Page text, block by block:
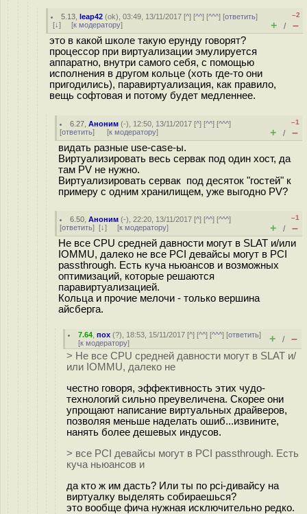
5.13 ,leap42 (ok), 03:49, 13/11/2017 [^] [^^] [^^^] [ответить]
[↓] [к модератору]
–2
+ / –
это в какой школе такую ерунду говорят?
процессор при виртуализации эмулируется
аппаратно, внутри самого себя, с помощью
исполнения в другом кольце (хоть где-то они
пригодились), паравиртуализация, как правило,
вещь софтовая и потому будет медленнее.
6.27 ,Аноним (-), 12:50, 13/11/2017 [^] [^^] [^^^]
[ответить] [к модератору]
–1
+ / –
видать разные use-case-ы.
Виртуализировать весь сервак под один хост, да
там PV не нужно.
Виртуализировать сервак под десяток "гостей" к
примеру с одним хранилищем, уже выгодно PV?
6.50 ,Аноним (-), 22:20, 13/11/2017 [^] [^^] [^^^]
[ответить] [↓] [к модератору]
–1
+ / –
Не все CPU средней давности могут в SLAT и/или
IOMMU, далеко не все PCI девайсы могут в PCI
passthrough. Есть куча ньюансов и возможных
оптимизаций, которые решаются
паравиртуализацией.
Кольца и прочие мелочи - только вершина
айсберга.
7.64 ,пох (?), 18:53, 15/11/2017 [^] [^^] [^^^] [ответить]
[к модератору] + / –
> Не все CPU средней давности могут в SLAT и/
или IOMMU, далеко не
честно говоря, эффективность этих чудо-
технологий сильно преувеличена. Скорее они
упрощают написание виртуальных драйверов,
позволяя меньше наделать ошиб...извините,
нанять более дешевых индусов.
> все PCI девайсы могут в PCI passthrough. Есть
куча ньюансов и
да кто ж им дасть? Или ты по pci-дивайсу на
виртуалку выделять собираешься?
это вообще фича нужная исключительно редко.